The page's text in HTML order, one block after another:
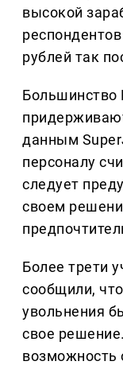
высокой
рублей так
Большинство
данным
персоналу
следует
своем
Более трети
сообщили,
увольнения
свое
возможность